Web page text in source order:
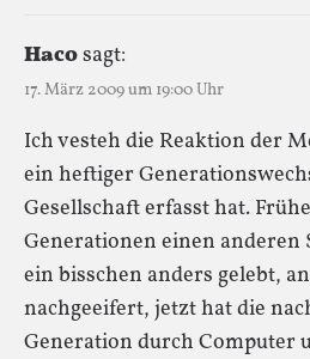
Hacosagt:
17. März 2009 um 19:00 Uhr
Ich vesteh die Reaktion der
ein heftiger
Gesellschaft erfasst hat.
Generationen einen anderen
ein bisschen anders gelebt,
nachgeeifert, jetzt hat die
Generation durch Computer